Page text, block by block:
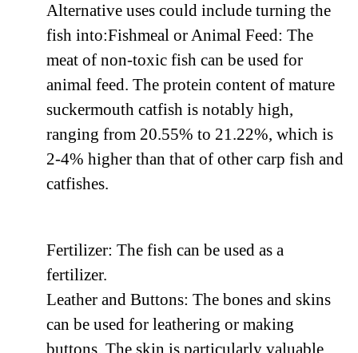
Alternative uses could include turning the
fish into:Fishmeal or Animal Feed: The
meat of non-toxic fish can be used for
animal feed. The protein content of mature
suckermouth catfish is notably high,
ranging from 20.55% to 21.22%, which is
2-4% higher than that of other carp fish and
catfishes.
Fertilizer: The fish can be used as a
fertilizer.
Leather and Buttons: The bones and skins
can be used for leathering or making